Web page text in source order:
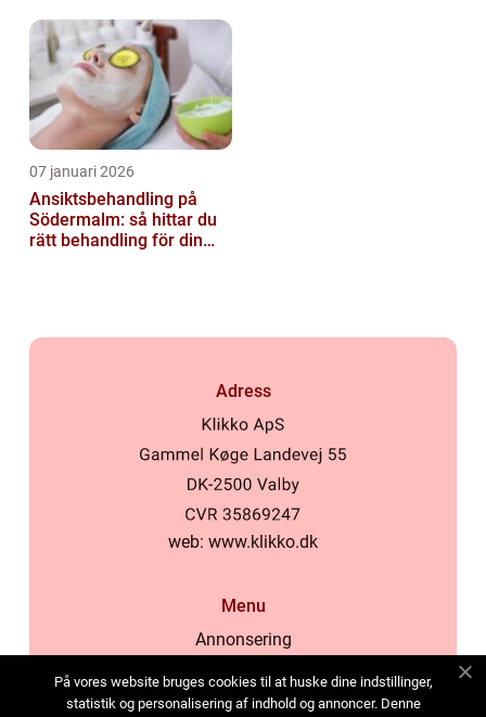
07 januari 2026
Ansiktsbehandling på
Södermalm: så hittar du
rätt behandling för din
Adress
web: www.klikko.dk
Menu
Annonsering
Cookies
På vores website bruges cookies til at huske dine indstillinger,
statistik og personalisering af indhold og annoncer. Denne